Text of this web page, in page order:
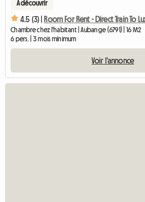
A découvrir
4.5 (3) | Room For Rent - Direct Train To
Chambre chez l'habitant | Aubange (6791) | 16 M2
6 pers. | 3 mois minimum
Voir l'annonce